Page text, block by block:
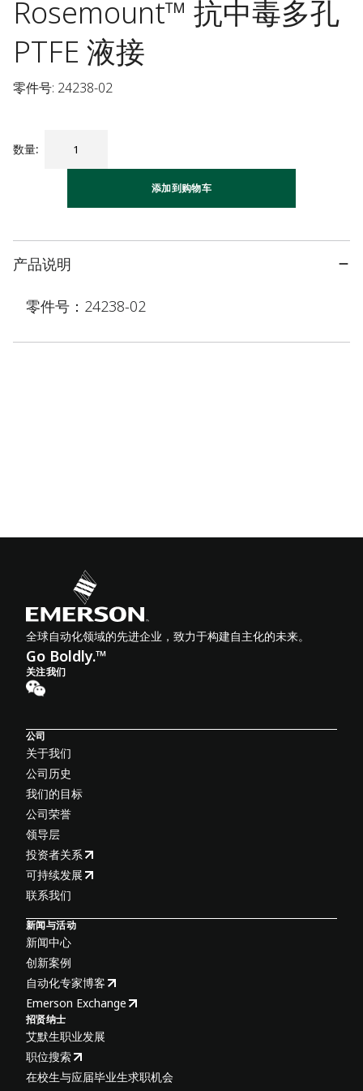
Rosemount™ 抗中毒多孔
PTFE 液接
零件号: 24238-02
数量:
添加到购物车
产品说明
零件号：24238-02
全球自动化领域的先进企业，致力于构建自主化的未来。
Go Boldly.™
关注我们
公司
关于我们
公司历史
我们的目标
公司荣誉
领导层
投资者关系
可持续发展
联系我们
新闻与活动
新闻中心
创新案例
自动化专家博客
Emerson Exchange
招贤纳士
艾默生职业发展
职位搜索
在校生与应届毕业生求职机会